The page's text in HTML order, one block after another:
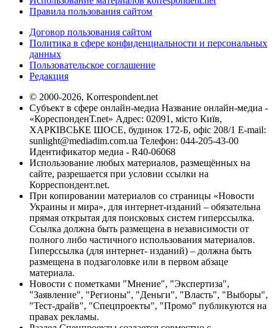
Правила пользования сайтом
Договор пользования сайтом
Политика в сфере конфиденциальности и персональных
данных
Пользовательское соглашение
Редакция
© 2000-2026, Korrespondent.net
Субъект в сфере онлайн-медиа Название онлайн-медиа -
«КореспонденТ.net» Адрес: 02091, місто Київ,
ХАРКІВСЬКЕ ШОСЕ, будинок 172-Б, офіс 208/1 E-mail:
sunlight@mediadim.com.ua Телефон: 044-205-43-00
Идентификатор медиа - R40-06068
Использование любых материалов, размещённых на
сайте, разрешается при условии ссылки на
Корреспондент.net.
При копировании материалов со страницы «Новости
Украины и мира», для интернет-изданий – обязательна
прямая открытая для поисковых систем гиперссылка.
Ссылка должна быть размещена в независимости от
полного либо частичного использования материалов.
Гиперссылка (для интернет- изданий) – должна быть
размещена в подзаголовке или в первом абзаце
материала.
Новости с пометками "Мнение", "Экспертиза",
"Заявление", "Регионы", "Деньги", "Власть", "Выборы",
"Тест-драйв", "Спецпроекты", "Промо" публикуются на
правах рекламы.